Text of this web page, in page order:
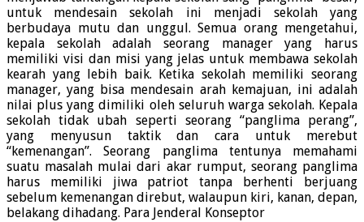
untuk mendesain sekolah ini menjadi sekolah yang
berbudaya mutu dan unggul. Semua orang mengetahui,
kepala sekolah adalah seorang manager yang harus
memiliki visi dan misi yang jelas untuk membawa sekolah
kearah yang lebih baik. Ketika sekolah memiliki seorang
manager, yang bisa mendesain arah kemajuan, ini adalah
nilai plus yang dimiliki oleh seluruh warga sekolah. Kepala
sekolah tidak ubah seperti seorang “panglima perang”,
yang menyusun taktik dan cara untuk merebut
“kemenangan”. Seorang panglima tentunya memahami
suatu masalah mulai dari akar rumput, seorang panglima
harus memiliki jiwa patriot tanpa berhenti berjuang
sebelum kemenangan direbut, walaupun kiri, kanan, depan,
belakang dihadang. Para Jenderal Konseptor